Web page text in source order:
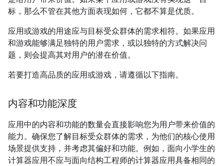
标，那么不管在其他方面表现如何，它都不算是优质。
应用或游戏的用途应与目标受众群体的需求相符。如果应用
和游戏能够满足独特的用户需求，或以独特的方式解决问
题，则会提高其对用户的潜在价值。
若要打造高品质的应用或游戏，请遵循以下指南。
内容和功能深度
应用中的内容和功能的数量会直接影响您为用户带来价值的
能力。确保您了解目标受众群体的需求，为他们的核心使用
场景提供支持，并考虑其偏好和功能。例如，面向小学生的
计算器应用不应与面向结构工程师的计算器应用具备相同的